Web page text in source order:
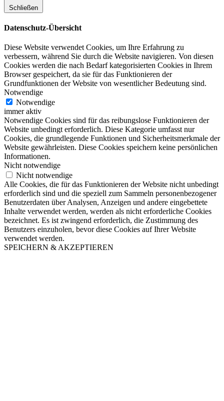
Schließen
Datenschutz-Übersicht
Diese Website verwendet Cookies, um Ihre Erfahrung zu
verbessern, während Sie durch die Website navigieren. Von diesen
Cookies werden die nach Bedarf kategorisierten Cookies in Ihrem
Browser gespeichert, da sie für das Funktionieren der
Grundfunktionen der Website von wesentlicher Bedeutung sind.
Notwendige
Notwendige
immer aktiv
Notwendige Cookies sind für das reibungslose Funktionieren der
Website unbedingt erforderlich. Diese Kategorie umfasst nur
Cookies, die grundlegende Funktionen und Sicherheitsmerkmale der
Website gewährleisten. Diese Cookies speichern keine persönlichen
Informationen.
Nicht notwendige
Nicht notwendige
Alle Cookies, die für das Funktionieren der Website nicht unbedingt
erforderlich sind und die speziell zum Sammeln personenbezogener
Benutzerdaten über Analysen, Anzeigen und andere eingebettete
Inhalte verwendet werden, werden als nicht erforderliche Cookies
bezeichnet. Es ist zwingend erforderlich, die Zustimmung des
Benutzers einzuholen, bevor diese Cookies auf Ihrer Website
verwendet werden.
SPEICHERN & AKZEPTIEREN